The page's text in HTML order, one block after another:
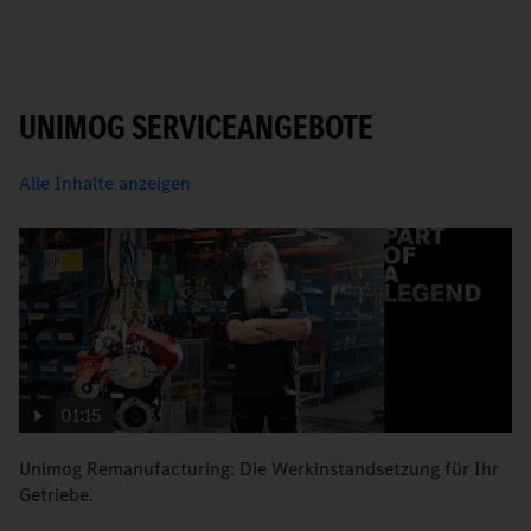
UNIMOG SERVICEANGEBOTE
Alle Inhalte anzeigen
01:15
Unimog Remanufacturing: Die Werkinstandsetzung für Ihr
Getriebe.